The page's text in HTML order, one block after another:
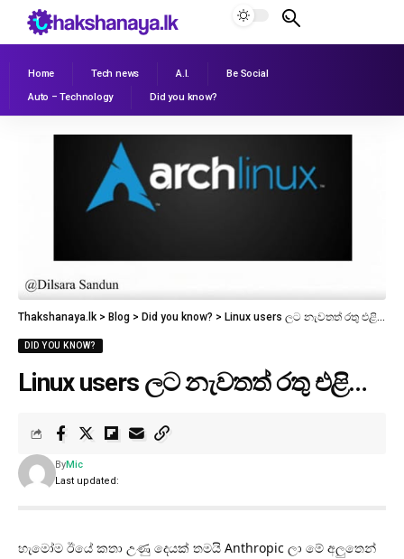
Home Tech news A.I.
Be Social
Auto – Technology
Did you know?
Thakshanaya.lk > Blog > Did you know? > Linux users ලට නැවතත් රතු එළි…
DID YOU KNOW?
Linux users ලට නැවතත් රතු එළි…
Last updated:
ByMic
හැමෝම ඊයේ කතා උණු දෙයක් තමයි Anthropic ලා මේ අලුතෙන්